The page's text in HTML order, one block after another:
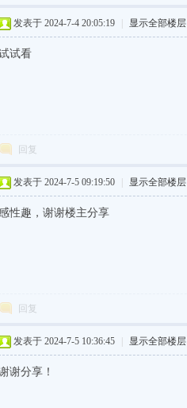
发表于 2024-7-4 20:05:19 显示全部楼层
试看
回复
发表于 2024-7-5 09:19:50 显示全部楼层
感性趣，谢谢楼主分享
回复
发表于 2024-7-5 10:36:45 显示全部楼层
谢分享！